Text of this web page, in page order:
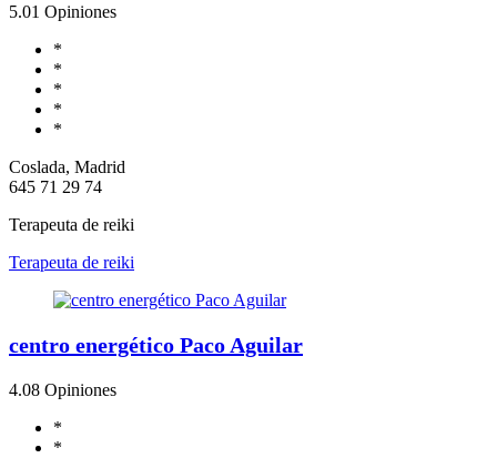
5.01 Opiniones
*
*
*
*
*
Coslada, Madrid
645 71 29 74
Terapeuta de reiki
Terapeuta de reiki
centro energético Paco Aguilar
4.08 Opiniones
*
*